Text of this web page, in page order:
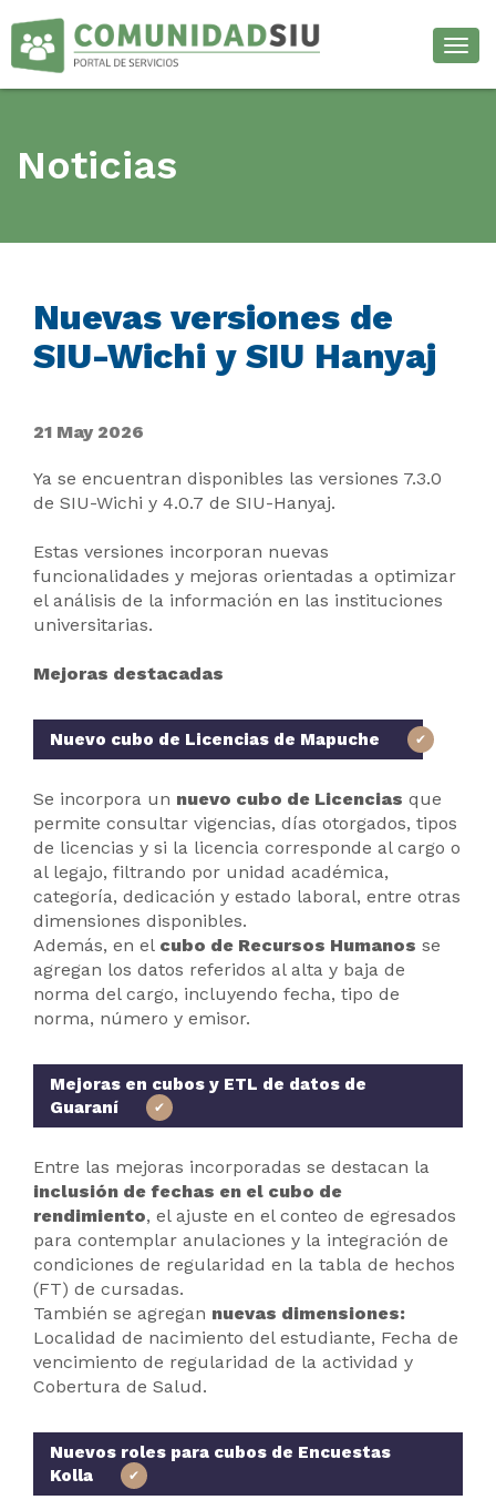
Noticias
Nuevas versiones de
SIU-Wichi y SIU Hanyaj
21 May 2026
Ya se encuentran disponibles las versiones 7.3.0
de SIU-Wichi y 4.0.7 de SIU-Hanyaj.
Estas versiones incorporan nuevas
funcionalidades y mejoras orientadas a optimizar
el análisis de la información en las instituciones
universitarias.
Mejoras destacadas
Nuevo cubo de Licencias de Mapuche
Se incorpora un nuevo cubo de Licencias que
permite consultar vigencias, días otorgados, tipos
de licencias y si la licencia corresponde al cargo o
al legajo, filtrando por unidad académica,
categoría, dedicación y estado laboral, entre otras
dimensiones disponibles.
Además, en el cubo de Recursos Humanos se
agregan los datos referidos al alta y baja de
norma del cargo, incluyendo fecha, tipo de
norma, número y emisor.
Mejoras en cubos y ETL de datos de
Guaraní
Entre las mejoras incorporadas se destacan la
inclusión de fechas en el cubo de
rendimiento, el ajuste en el conteo de egresados
para contemplar anulaciones y la integración de
condiciones de regularidad en la tabla de hechos
(FT) de cursadas.
También se agregan nuevas dimensiones:
Localidad de nacimiento del estudiante, Fecha de
vencimiento de regularidad de la actividad y
Cobertura de Salud.
Nuevos roles para cubos de Encuestas
Kolla